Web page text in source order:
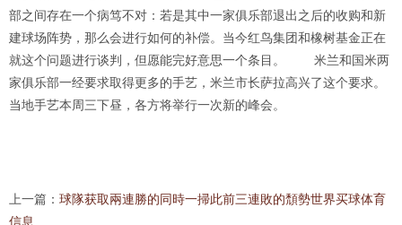
部之间存在一个病笃不对：若是其中一家俱乐部退出之后的收购和新
建球场阵势，那么会进行如何的补偿。当今红鸟集团和橡树基金正在
就这个问题进行谈判，但愿能完好意思一个条目。 米兰和国米两
家俱乐部一经要求取得更多的手艺，米兰市长萨拉高兴了这个要求。
当地手艺本周三下昼，各方将举行一次新的峰会。
上一篇： 球隊获取兩連勝的同時一掃此前三連敗的頹勢世界买球体育
信息